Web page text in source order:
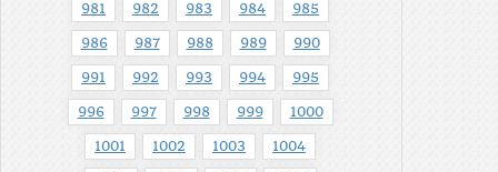
981 982 983 984 985
986 987 988 989 990
991 992 993 994 995
996 997 998 999 1000
1001 1002 1003 1004